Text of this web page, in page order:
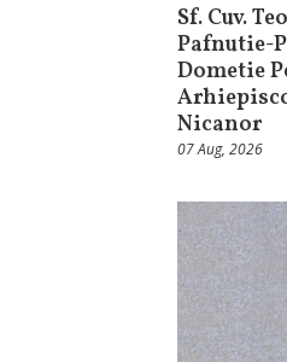
Sf. Cuv.
Pafnutie-
Dometie
Nicanor
07 Aug, 2026